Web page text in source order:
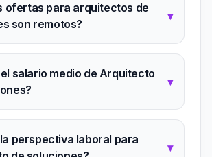
ofertas para arquitectos de
son remotos?
▾
salario medio de Arquitecto
▾
perspectiva laboral para
▾